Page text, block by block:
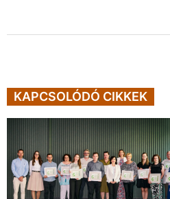
KAPCSOLÓDÓ CIKKEK